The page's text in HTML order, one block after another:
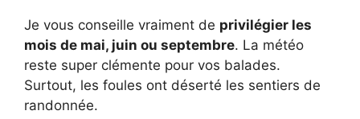
Je vous conseille vraiment de privilégier les
mois de mai, juin ou septembre. La météo
reste super clémente pour vos balades.
Surtout, les foules ont déserté les sentiers de
randonnée.